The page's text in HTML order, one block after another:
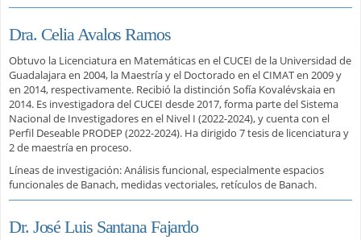
Dra. Celia Avalos Ramos
Obtuvo la Licenciatura en Matemáticas en el CUCEI de la Universidad de
Guadalajara en 2004, la Maestría y el Doctorado en el CIMAT en 2009 y
en 2014, respectivamente. Recibió la distinción Sofía Kovalévskaia en
2014. Es investigadora del CUCEI desde 2017, forma parte del Sistema
Nacional de Investigadores en el Nivel I (2022-2024), y cuenta con el
Perfil Deseable PRODEP (2022-2024). Ha dirigido 7 tesis de licenciatura y
2 de maestría en proceso.
Líneas de investigación: Análisis funcional, especialmente espacios
funcionales de Banach, medidas vectoriales, retículos de Banach.
Dr. José Luis Santana Fajardo